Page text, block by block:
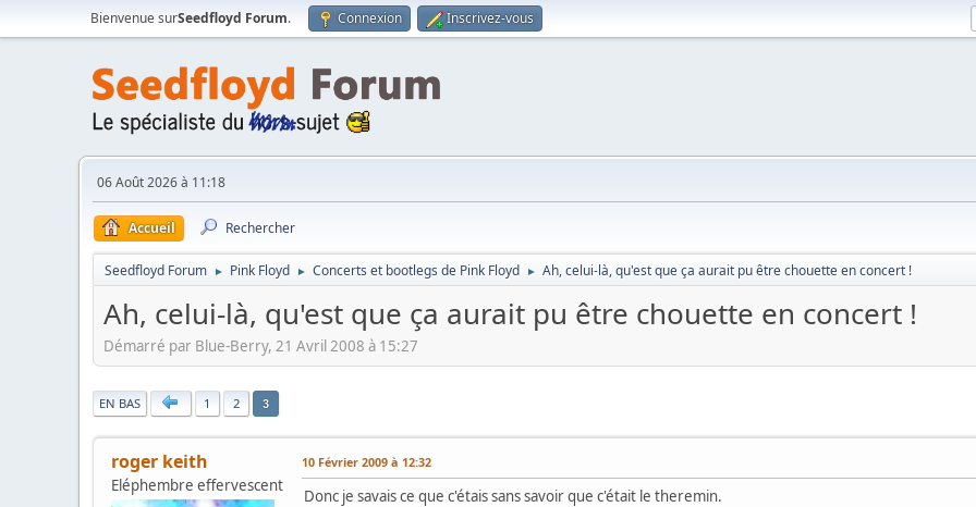
Bienvenue surSeedfloyd Forum. Connexion Inscrivez-vous
06 Août 2026 à 11:18
Accueil Rechercher
Seedfloyd Forum ► Pink Floyd ► Concerts et bootlegs de Pink Floyd ► Ah, celui-là, qu'est que ça aurait pu être chouette en concert !
Ah, celui-là, qu'est que ça aurait pu être chouette en concert !
Démarré par Blue-Berry, 21 Avril 2008 à 15:27
|
EN BAS 1 2 3
roger keith
Eléphembre effervescent
10 Février 2009 à 12:32
Donc je savais ce que c'étais sans savoir que c'était le theremin.